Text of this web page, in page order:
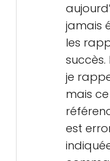
jamais
les
succès.
je
mais
est